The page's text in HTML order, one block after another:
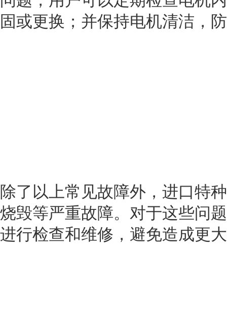
固或更换；并保持电机清洁，
除了以上常见故障外，进口特
烧毁等严重故障。对于这些问
进行检查和维修，避免造成更